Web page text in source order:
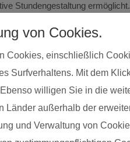
Stundengestaltung
Das Baby ist voll in die
Rektusdiastase und den
Land*
von Cookies.
Cookies, einschließlich
Surfverhaltens. Mit dem
willigen Sie in die
Länder außerhalb der
und Verwaltung von